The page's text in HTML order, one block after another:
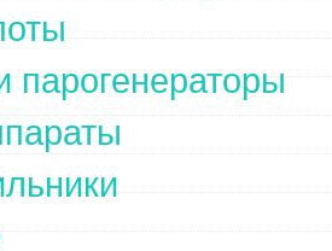
парогенераторы